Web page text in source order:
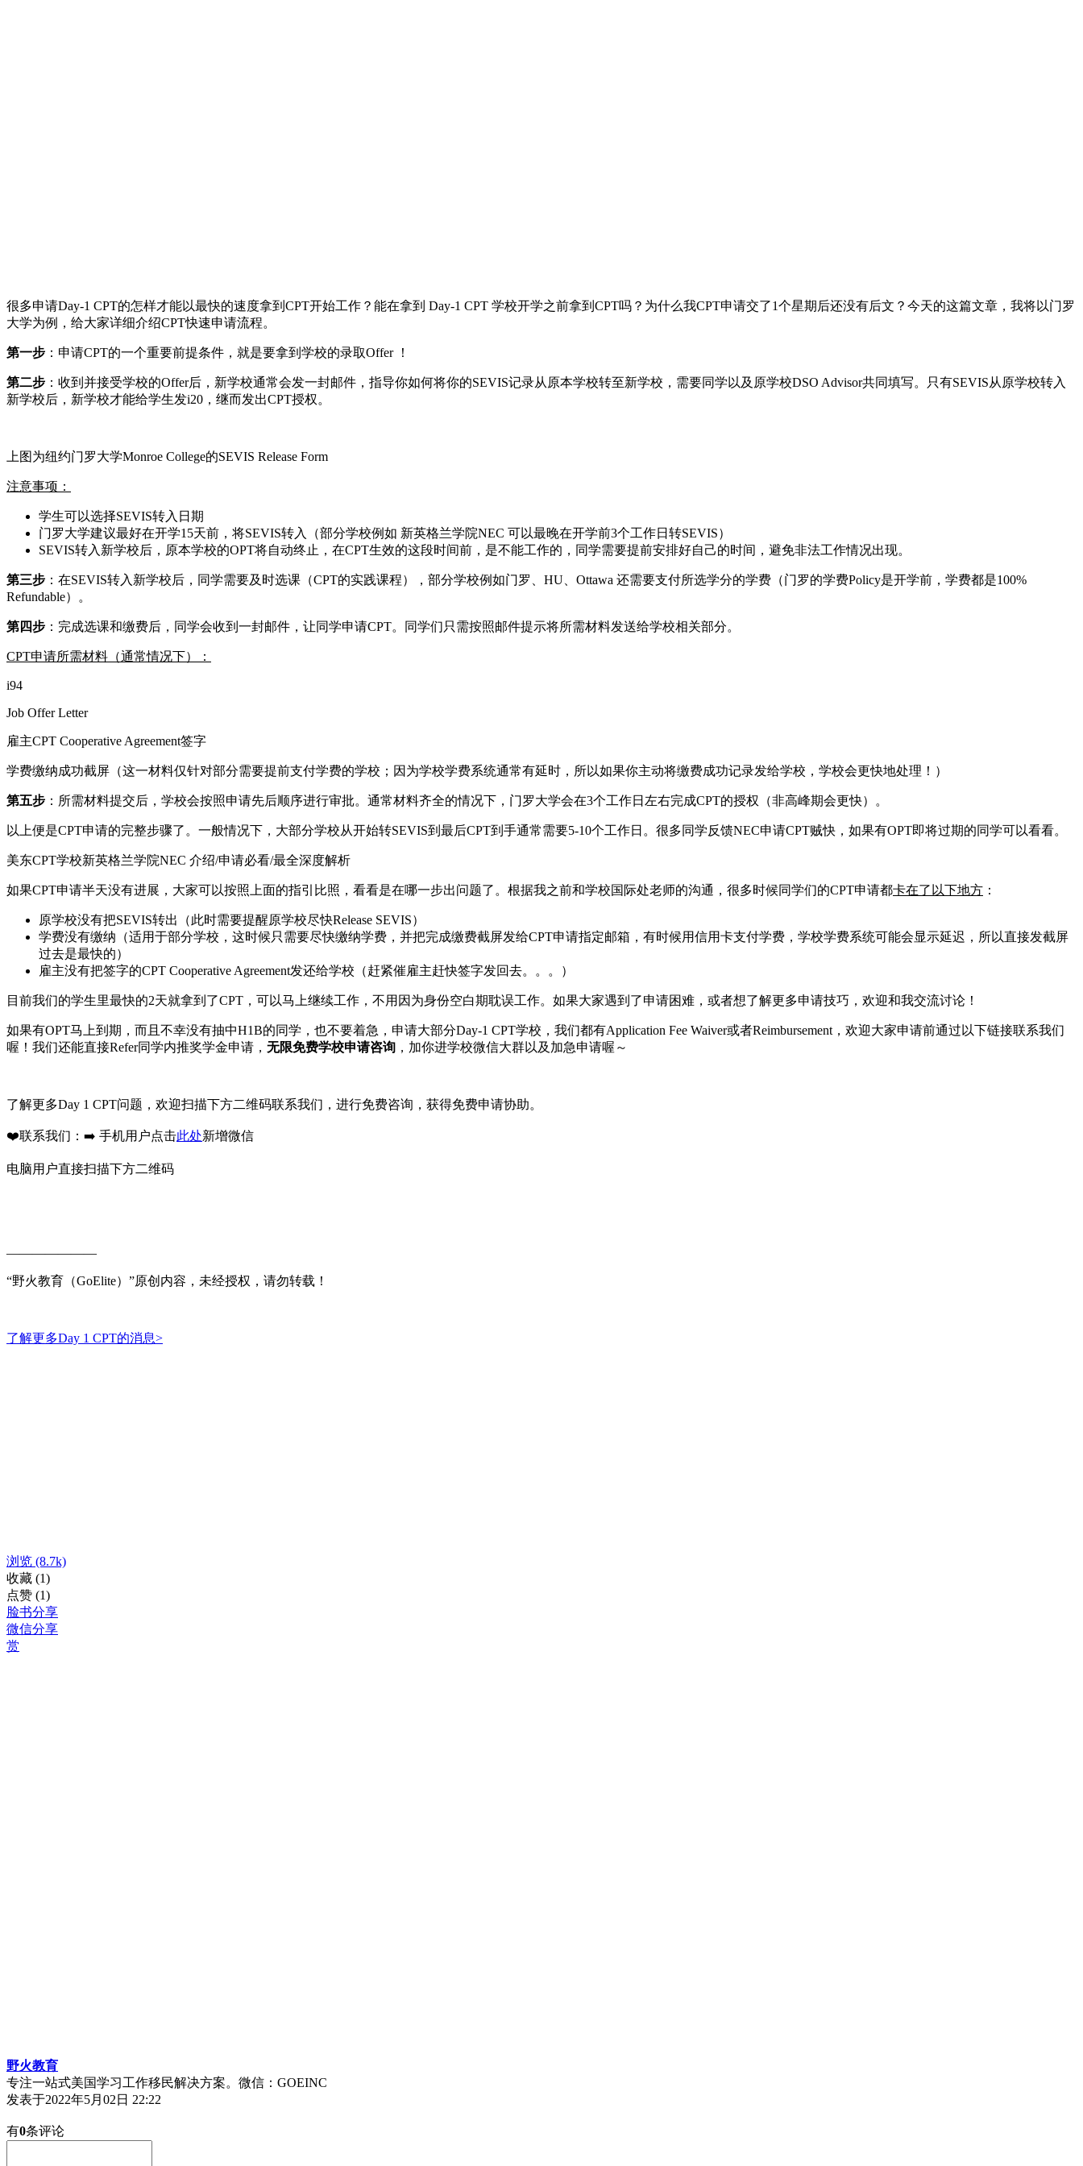
很多申请Day-1 CPT的怎样才能以最快的速度拿到CPT开始工作？能在拿到 Day-1 CPT 学校开学之前拿到CPT吗？为什么我CPT申请交了1个星期后还没有后文？今天的这篇文章，我将以门罗
大学为例，给大家详细介绍CPT快速申请流程。
第一步 ：申请CPT的一个重要前提条件，就是要拿到学校的录取Offer ！
第二步 ：收到并接受学校的Offer后，新学校通常会发一封邮件，指导你如何将你的SEVIS记录从原本学校转至新学校，需要同学以及原学校DSO Advisor共同填写。只有SEVIS从原学校转入
新学校后，新学校才能给学生发i20，继而发出CPT授权。
上图为纽约门罗大学Monroe College的SEVIS Release Form
注意事项：
学生可以选择SEVIS转入日期
门罗大学建议最好在开学15天前，将SEVIS转入（部分学校例如 新英格兰学院NEC 可以最晚在开学前3个工作日转SEVIS）
SEVIS转入新学校后，原本学校的OPT将自动终止，在CPT生效的这段时间前，是不能工作的，同学需要提前安排好自己的时间，避免非法工作情况出现。
第三步 ：在SEVIS转入新学校后，同学需要及时选课（CPT的实践课程），部分学校例如门罗、HU、Ottawa 还需要支付所选学分的学费（门罗的学费Policy是开学前，学费都是100%
Refundable）。
第四步 ：完成选课和缴费后，同学会收到一封邮件，让同学申请CPT。同学们只需按照邮件提示将所需材料发送给学校相关部分。
CPT申请所需材料（通常情况下）：
i94
Job Offer Letter
雇主CPT Cooperative Agreement签字
学费缴纳成功截屏（这一材料仅针对部分需要提前支付学费的学校；因为学校学费系统通常有延时，所以如果你主动将缴费成功记录发给学校，学校会更快地处理！）
第五步 ：所需材料提交后，学校会按照申请先后顺序进行审批。通常材料齐全的情况下，门罗大学会在3个工作日左右完成CPT的授权（非高峰期会更快）。
以上便是CPT申请的完整步骤了。一般情况下，大部分学校从开始转SEVIS到最后CPT到手通常需要5-10个工作日。很多同学反馈NEC申请CPT贼快，如果有OPT即将过期的同学可以看看。
美东CPT学校新英格兰学院NEC 介绍/申请必看/最全深度解析
如果CPT申请半天没有进展，大家可以按照上面的指引比照，看看是在哪一步出问题了。根据我之前和学校国际处老师的沟通，很多时候同学们的CPT申请都卡在了以下地方 ：
原学校没有把SEVIS转出（此时需要提醒原学校尽快Release SEVIS）
学费没有缴纳（适用于部分学校，这时候只需要尽快缴纳学费，并把完成缴费截屏发给CPT申请指定邮箱，有时候用信用卡支付学费，学校学费系统可能会显示延迟，所以直接发截屏
过去是最快的）
雇主没有把签字的CPT Cooperative Agreement发还给学校（赶紧催雇主赶快签字发回去。。。）
目前我们的学生里最快的2天就拿到了CPT，可以马上继续工作，不用因为身份空白期耽误工作。如果大家遇到了申请困难，或者想了解更多申请技巧，欢迎和我交流讨论！
如果有OPT马上到期，而且不幸没有抽中H1B的同学，也不要着急，申请大部分Day-1 CPT学校，我们都有Application Fee Waiver或者Reimbursement，欢迎大家申请前通过以下链接联系我们
喔！我们还能直接Refer同学内推奖学金申请， 无限免费学校申请咨询 ，加你进学校微信大群以及加急申请喔～
了解更多Day 1 CPT问题，欢迎扫描下方二维码联系我们，进行免费咨询，获得免费申请协助。
❤️联系我们：➡️ 手机用户点击此处新增微信
电脑用户直接扫描下方二维码
———————
“野火教育（GoElite）”原创内容，未经授权，请勿转载！
了解更多Day 1 CPT的消息>
浏览 (8.7k)
收藏 (1)
点赞 (1)
脸书分享
微信分享
赏
野火教育
专注一站式美国学习工作移民解决方案。微信：GOEINC
发表于2022年5月02日 22:22
有0条评论